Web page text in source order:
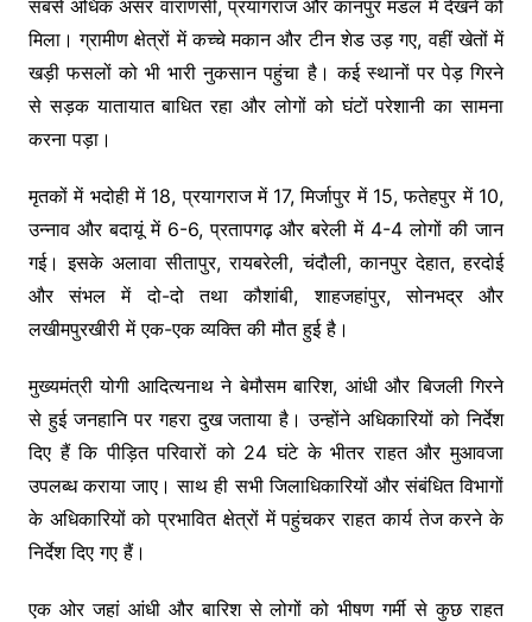
सबसे अधिक असर वाराणसी, प्रयागराज और कानपुर मंडल में देखने को
मिला। ग्रामीण क्षेत्रों में कच्चे मकान और टीन शेड उड़ गए, वहीं खेतों में
खड़ी फसलों को भी भारी नुकसान पहुंचा है। कई स्थानों पर पेड़ गिरने
से सड़क यातायात बाधित रहा और लोगों को घंटों परेशानी का सामना
करना पड़ा।
मृतकों में भदोही में 18, प्रयागराज में 17, मिर्जापुर में 15, फतेहपुर में 10,
उन्नाव और बदायूं में 6-6, प्रतापगढ़ और बरेली में 4-4 लोगों की जान
गई। इसके अलावा सीतापुर, रायबरेली, चंदौली, कानपुर देहात, हरदोई
और संभल में दो-दो तथा कौशांबी, शाहजहांपुर, सोनभद्र और
लखीमपुरखीरी में एक-एक व्यक्ति की मौत हुई है।
मुख्यमंत्रीयोगी आदित्यनाथने बेमौसम बारिश, आंधी और बिजली गिरने
से हुई जनहानि पर गहरा दुख जताया है। उन्होंने अधिकारियों को निर्देश
दिए हैं कि पीड़ित परिवारों को 24 घंटे के भीतर राहत और मुआवजा
उपलब्ध कराया जाए। साथ ही सभी जिलाधिकारियों और संबंधित विभागों
के अधिकारियों को प्रभावित क्षेत्रों में पहुंचकर राहत कार्य तेज करने के
निर्देश दिए गए हैं।
एक ओर जहां आंधी और बारिश से लोगों को भीषण गर्मी से कुछ राहत